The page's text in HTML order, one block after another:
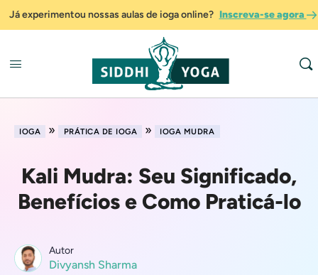
Já experimentou nossas aulas de ioga online? Inscreva-se agora
IOGA » PRÁTICA DE IOGA » IOGA MUDRA
Kali Mudra: Seu Significado,
Benefícios e Como Praticá-lo
Autor
Divyansh Sharma